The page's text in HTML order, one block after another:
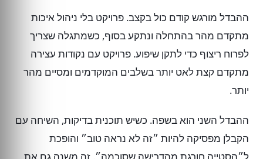
ההבדל מורגש קודם כול בקצב. פרויקט בלי ניהול איכות
מתקדם מהר בהתחלה ונתקע בסוף, כשמתגלה שצריך
לפרוח ריצוף כדי לתקן שיפוע. פרויקט עם נקודות עצירה
מתקדם קצת לאט יותר בשלבים המוקדמים ומסיים מהר
יותר.
ההבדל השני הוא בשפה. כשיש תוכנית בדיקות, השיחה עם
הקבלן מפסיקה להיות ״זה לא נראה טוב״ והופכת